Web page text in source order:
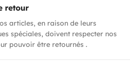
retour
articles, en raison de leurs
spéciales, doivent respecter nos
pouvoir être retournés .